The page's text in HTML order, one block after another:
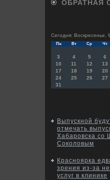
ОБРАТНАЯ
Сегодня: Воскресенье,
Пн Вт Ср Чт
3
4 5 6
10
11 12 13
17
18 19 20
24
25 26 27
31
Выпускной
отмечать
Хабаровска со
Соколовым
Красноярка
зрения из-за
услуг в клинике